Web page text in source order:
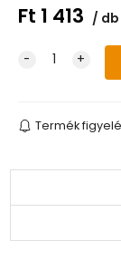
Ft 1 413 db
Termék